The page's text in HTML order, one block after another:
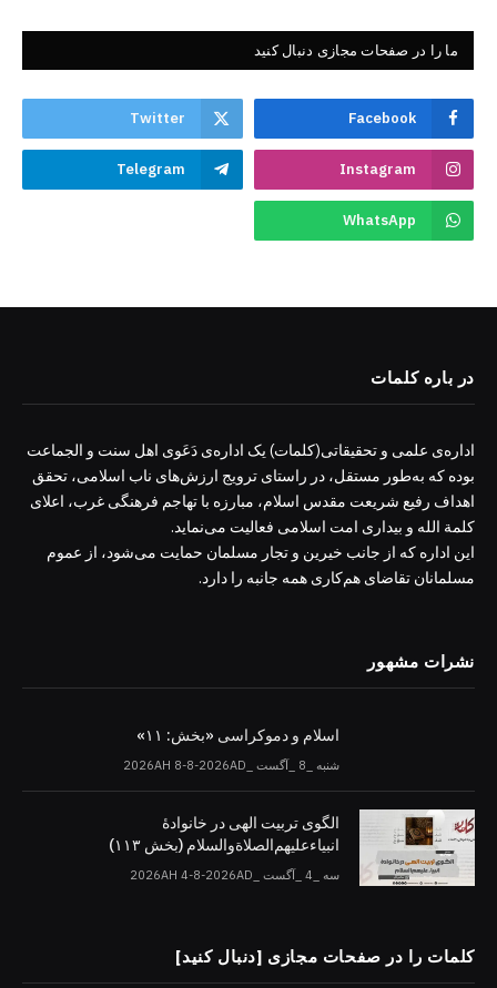
ما را در صفحات مجازی دنبال کنید
Facebook
Twitter
Instagram
Telegram
WhatsApp
در باره کلمات
اداره‌ی علمی و تحقیقاتی(کلمات) یک اداره‌ی دَعَوی اهل سنت و الجماعت
بوده که به‌طور مستقل، در راستای ترویج ارزش‌های ناب اسلامی، تحقق
اهداف رفیع شریعت مقدس اسلام، مبارزه با تهاجم فرهنگی غرب، اعلای
کلمة الله و بیداری امت اسلامی فعالیت می‌نماید.
این اداره که از جانب خیرین و تجار مسلمان حمایت می‌شود، از عموم
مسلمانان تقاضای هم‌کاری همه جانبه را دارد.
نشرات مشهور
اسلام و دموکراسی «بخش: ۱۱»
شنبه _8 _آگست _2026AH 8-8-2026AD
الگوی تربیت الهی در خانوادۀ
انبیاءعلیهم‌الصلاةو‌السلام (بخش ۱۱۳)
سه _4 _آگست _2026AH 4-8-2026AD
کلمات را در صفحات مجازی [دنبال کنید]